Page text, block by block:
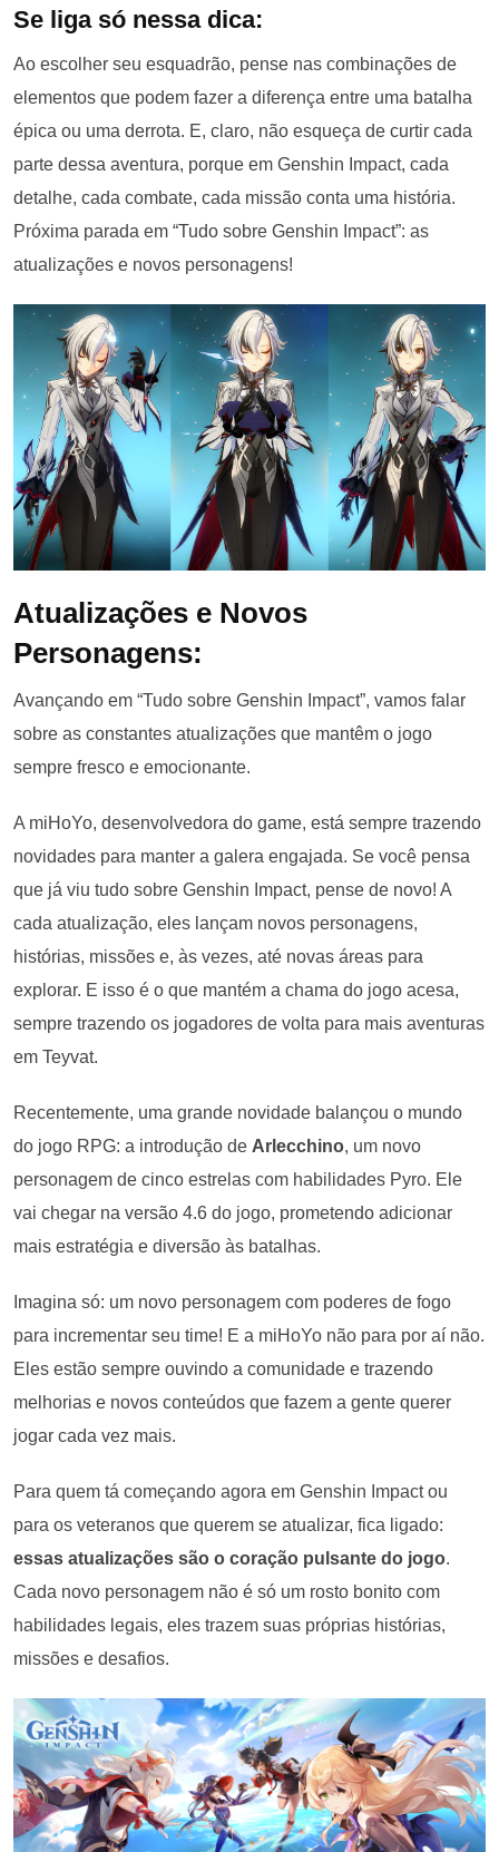
Se liga só nessa dica:
Ao escolher seu esquadrão, pense nas combinações de
elementos que podem fazer a diferença entre uma batalha
épica ou uma derrota. E, claro, não esqueça de curtir cada
parte dessa aventura, porque em Genshin Impact, cada
detalhe, cada combate, cada missão conta uma história.
Próxima parada em “Tudo sobre Genshin Impact”: as
atualizações e novos personagens!
Atualizações e Novos
Personagens:
Avançando em “Tudo sobre Genshin Impact”, vamos falar
sobre as constantes atualizações que mantêm o jogo
sempre fresco e emocionante.
A miHoYo, desenvolvedora do game, está sempre trazendo
novidades para manter a galera engajada. Se você pensa
que já viu tudo sobre Genshin Impact, pense de novo! A
cada atualização, eles lançam novos personagens,
histórias, missões e, às vezes, até novas áreas para
explorar. E isso é o que mantém a chama do jogo acesa,
sempre trazendo os jogadores de volta para mais aventuras
em Teyvat.
Recentemente, uma grande novidade balançou o mundo
do jogo RPG: a introdução de Arlecchino, um novo
personagem de cinco estrelas com habilidades Pyro. Ele
vai chegar na versão 4.6 do jogo, prometendo adicionar
mais estratégia e diversão às batalhas​​.
Imagina só: um novo personagem com poderes de fogo
para incrementar seu time! E a miHoYo não para por aí não.
Eles estão sempre ouvindo a comunidade e trazendo
melhorias e novos conteúdos que fazem a gente querer
jogar cada vez mais.
Para quem tá começando agora em Genshin Impact ou
para os veteranos que querem se atualizar, fica ligado:
essas atualizações são o coração pulsante do jogo.
Cada novo personagem não é só um rosto bonito com
habilidades legais, eles trazem suas próprias histórias,
missões e desafios.